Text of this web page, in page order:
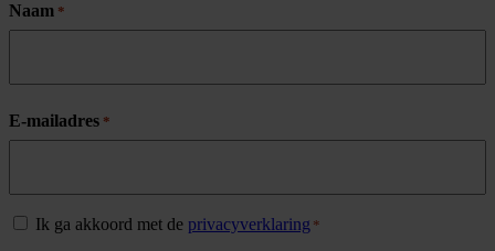
Naam *
E-mailadres *
Privacybeleid
Ik ga akkoord met de privacyverklaring *